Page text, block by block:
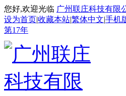
您好,欢迎光临 广州联庄科技有限
设为首页|收藏本站|繁体中文|手机
第17年